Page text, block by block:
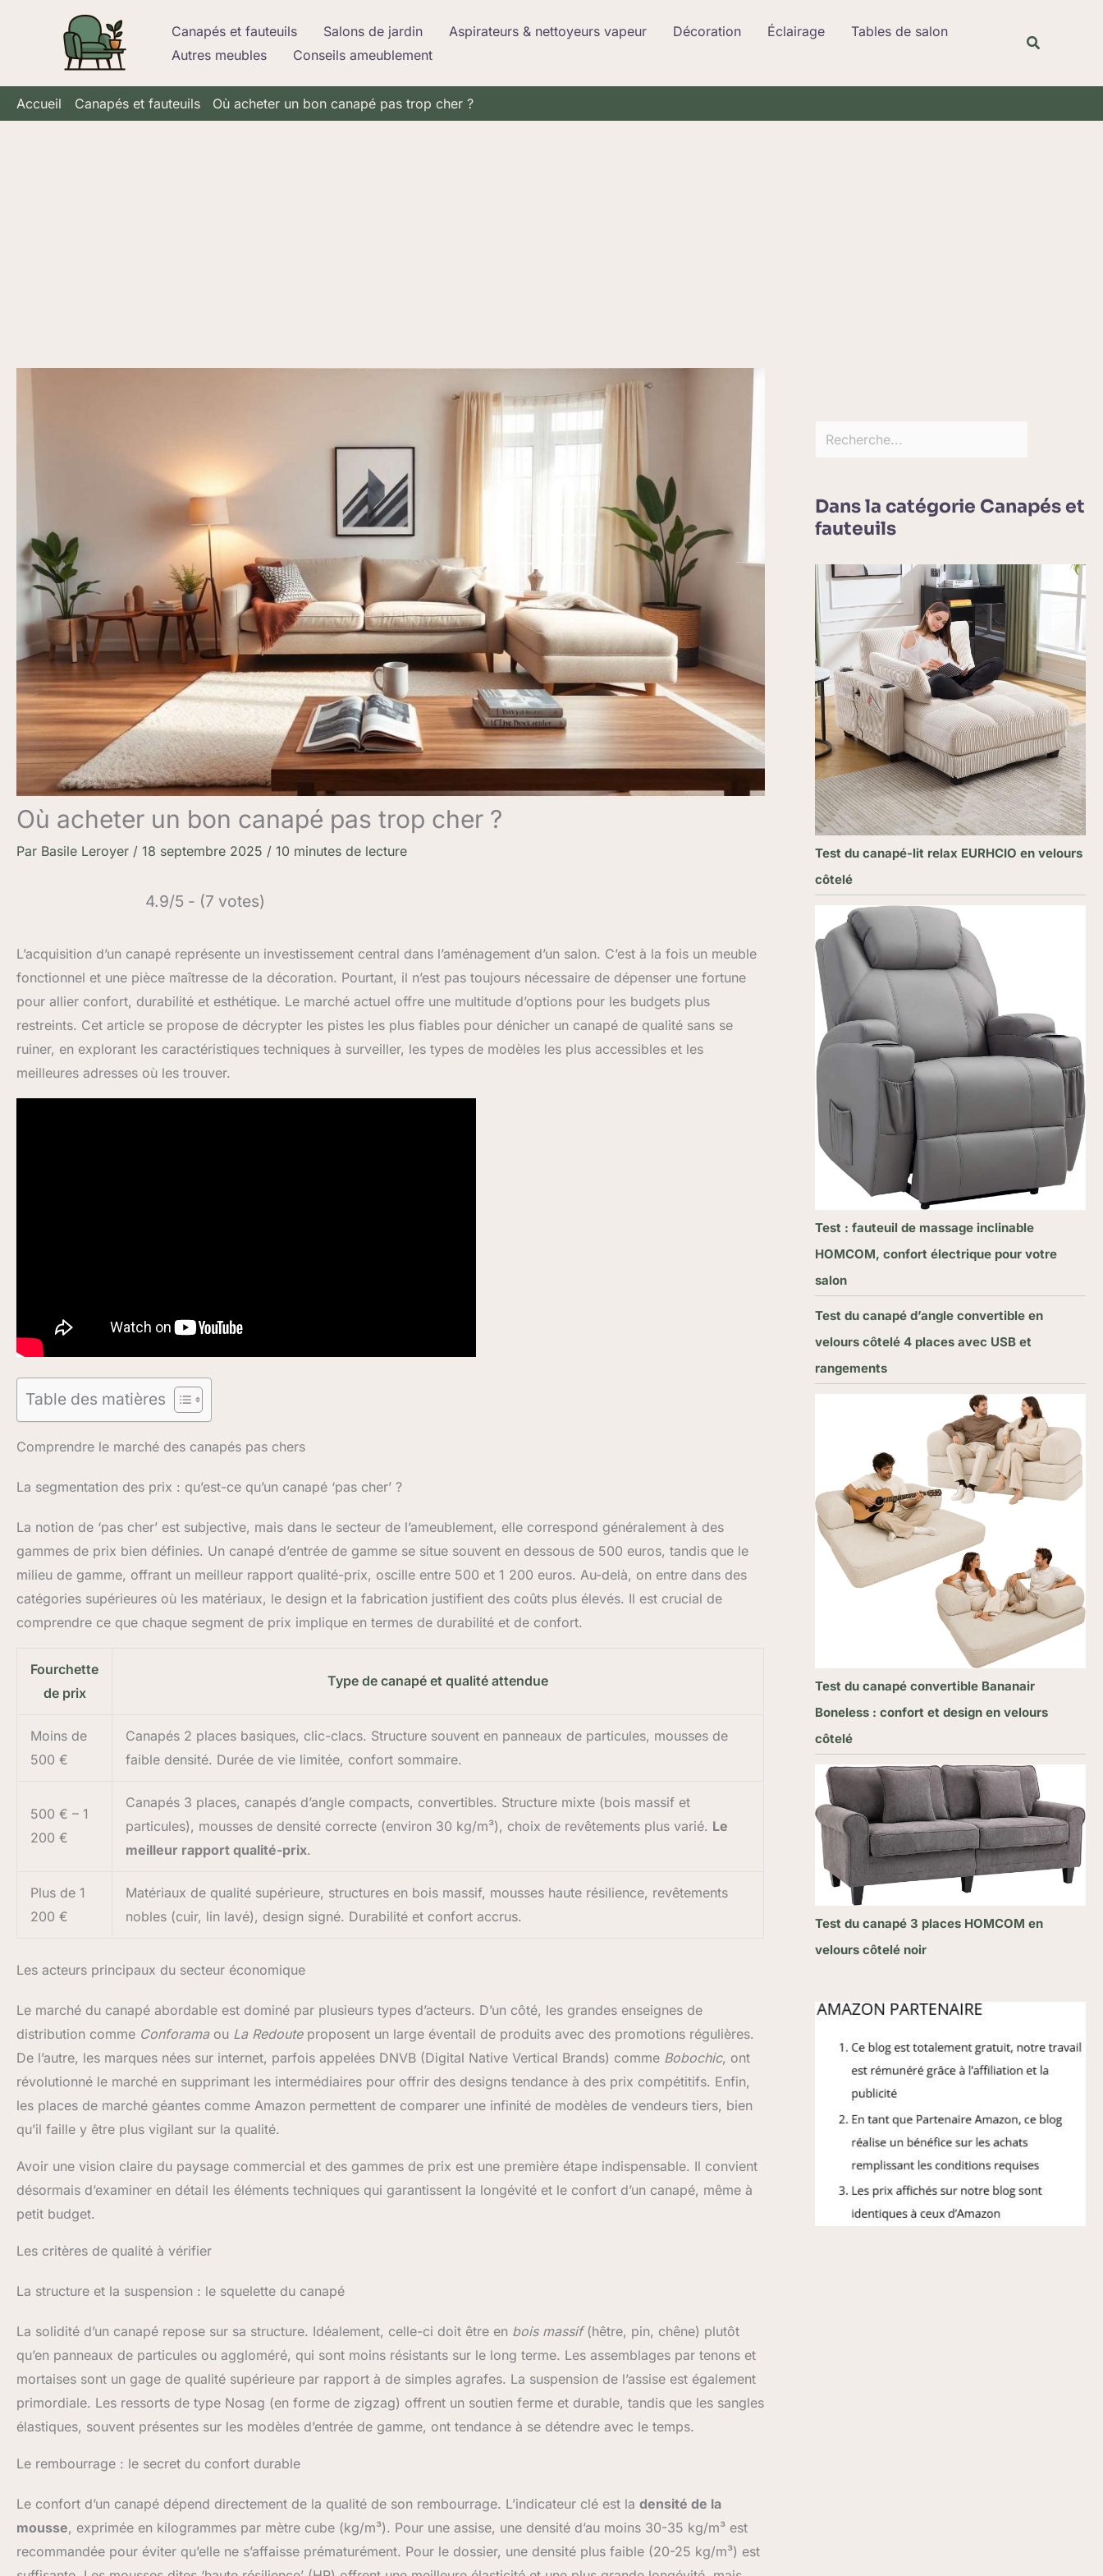
Canapés et fauteuils Salons de jardin Aspirateurs & nettoyeurs vapeur Décoration Éclairage
Tables de salon
Autres meubles
Conseils ameublement
Accueil Canapés et fauteuils Où acheter un bon canapé pas trop cher ?
Où acheter un bon canapé pas trop cher ?
Par Basile Leroyer / 18 septembre 2025 / 10 minutes de lecture
4.9/5 - (7 votes)
L’acquisition d’un canapé représente un investissement central dans l’aménagement d’un salon. C’est à la fois un meuble
fonctionnel et une pièce maîtresse de la décoration. Pourtant, il n’est pas toujours nécessaire de dépenser une fortune
pour allier confort, durabilité et esthétique. Le marché actuel offre une multitude d’options pour les budgets plus
restreints. Cet article se propose de décrypter les pistes les plus fiables pour dénicher un canapé de qualité sans se
ruiner, en explorant les caractéristiques techniques à surveiller, les types de modèles les plus accessibles et les
meilleures adresses où les trouver.
Table des matières
Comprendre le marché des canapés pas chers
La segmentation des prix : qu’est-ce qu’un canapé ‘pas cher’ ?
La notion de ‘pas cher’ est subjective, mais dans le secteur de l’ameublement, elle correspond généralement à des
gammes de prix bien définies. Un canapé d’entrée de gamme se situe souvent en dessous de 500 euros, tandis que le
milieu de gamme, offrant un meilleur rapport qualité-prix, oscille entre 500 et 1 200 euros. Au-delà, on entre dans des
catégories supérieures où les matériaux, le design et la fabrication justifient des coûts plus élevés. Il est crucial de
comprendre ce que chaque segment de prix implique en termes de durabilité et de confort.
Fourchette
de prix
Type de canapé et qualité attendue
Moins de
500 €
Canapés 2 places basiques, clic-clacs. Structure souvent en panneaux de particules, mousses de
faible densité. Durée de vie limitée, confort sommaire.
500 € – 1
200 €
Canapés 3 places, canapés d’angle compacts, convertibles. Structure mixte (bois massif et
particules), mousses de densité correcte (environ 30 kg/m³), choix de revêtements plus varié. Le
meilleur rapport qualité-prix.
Plus de 1
200 €
Matériaux de qualité supérieure, structures en bois massif, mousses haute résilience, revêtements
nobles (cuir, lin lavé), design signé. Durabilité et confort accrus.
Les acteurs principaux du secteur économique
Le marché du canapé abordable est dominé par plusieurs types d’acteurs. D’un côté, les grandes enseignes de
distribution comme Conforamaou La Redouteproposent un large éventail de produits avec des promotions régulières.
De l’autre, les marques nées sur internet, parfois appelées DNVB (Digital Native Vertical Brands) comme Bobochic, ont
révolutionné le marché en supprimant les intermédiaires pour offrir des designs tendance à des prix compétitifs. Enfin,
les places de marché géantes comme Amazon permettent de comparer une infinité de modèles de vendeurs tiers, bien
qu’il faille y être plus vigilant sur la qualité.
Avoir une vision claire du paysage commercial et des gammes de prix est une première étape indispensable. Il convient
désormais d’examiner en détail les éléments techniques qui garantissent la longévité et le confort d’un canapé, même à
petit budget.
Les critères de qualité à vérifier
La structure et la suspension : le squelette du canapé
La solidité d’un canapé repose sur sa structure. Idéalement, celle-ci doit être en bois massif(hêtre, pin, chêne) plutôt
qu’en panneaux de particules ou aggloméré, qui sont moins résistants sur le long terme. Les assemblages par tenons et
mortaises sont un gage de qualité supérieure par rapport à de simples agrafes. La suspension de l’assise est également
primordiale. Les ressorts de type Nosag (en forme de zigzag) offrent un soutien ferme et durable, tandis que les sangles
élastiques, souvent présentes sur les modèles d’entrée de gamme, ont tendance à se détendre avec le temps.
Le rembourrage : le secret du confort durable
Le confort d’un canapé dépend directement de la qualité de son rembourrage. L’indicateur clé est la densité de la
mousse, exprimée en kilogrammes par mètre cube (kg/m³). Pour une assise, une densité d’au moins 30-35 kg/m³ est
recommandée pour éviter qu’elle ne s’affaisse prématurément. Pour le dossier, une densité plus faible (20-25 kg/m³) est
Dans la catégorie Canapés et
fauteuils
Test du canapé-lit relax EURHCIO en velours
côtelé
Test : fauteuil de massage inclinable
HOMCOM, confort électrique pour votre
salon
Test du canapé d’angle convertible en
velours côtelé 4 places avec USB et
rangements
Test du canapé convertible Bananair
Boneless : confort et design en velours
côtelé
Test du canapé 3 places HOMCOM en
velours côtelé noir